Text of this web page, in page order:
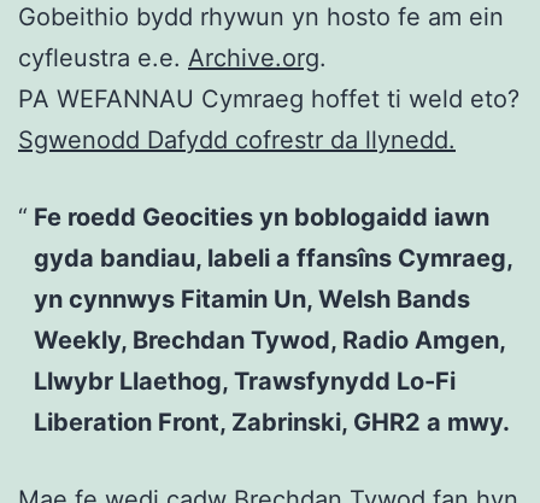
Gobeithio bydd rhywun yn hosto fe am ein
cyfleustra e.e. Archive.org.
PA WEFANNAU Cymraeg hoffet ti weld eto?
Sgwenodd Dafydd cofrestr da llynedd.
Fe roedd Geocities yn boblogaidd iawn
gyda bandiau, labeli a ffansîns Cymraeg,
yn cynnwys Fitamin Un, Welsh Bands
Weekly, Brechdan Tywod, Radio Amgen,
Llwybr Llaethog, Trawsfynydd Lo-Fi
Liberation Front, Zabrinski, GHR2 a mwy.